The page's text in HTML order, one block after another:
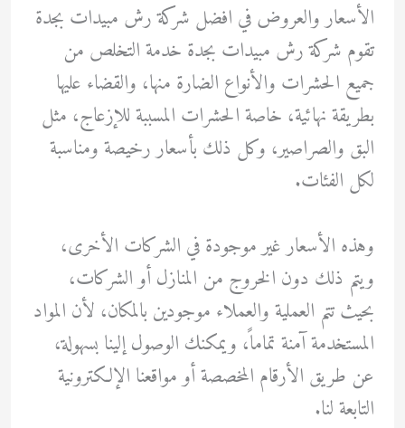
الأسعار والعروض في افضل شركة رش مبيدات بجدة
تقوم شركة رش مبيدات بجدة خدمة التخلص من
جميع الحشرات والأنواع الضارة منها، والقضاء عليها
بطريقة نهائية، خاصة الحشرات المسببة للإزعاج، مثل
البق والصراصير، وكل ذلك بأسعار رخيصة ومناسبة
لكل الفئات.
وهذه الأسعار غير موجودة في الشركات الأخرى،
ويتم ذلك دون الخروج من المنازل أو الشركات،
بحيث تتم العملية والعملاء موجودين بالمكان، لأن المواد
المستخدمة آمنة تماماً، ويمكنك الوصول إلينا بسهولة،
عن طريق الأرقام المخصصة أو مواقعنا الإلكترونية
التابعة لنا.